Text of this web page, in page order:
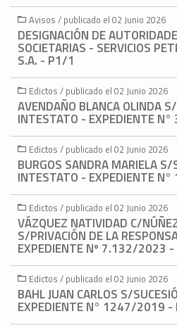
Avisos / publicado el 02 Junio 2026
DESIGNACIÓN DE
SOCIETARIAS - SERVICIOS
S.A. - P1/1
Edictos / publicado el 02 Junio 2026
AVENDAÑO BLANCA OLINDA
INTESTATO - EXPEDIENTE
Edictos / publicado el 02 Junio 2026
BURGOS SANDRA MARIELA S/
INTESTATO - EXPEDIENTE
Edictos / publicado el 02 Junio 2026
VÁZQUEZ NATIVIDAD C/
S/PRIVACIÓN DE LA
EXPEDIENTE Nº 7.132/2023
Edictos / publicado el 02 Junio 2026
BAHL JUAN CARLOS S/
EXPEDIENTE N° 1247/2019